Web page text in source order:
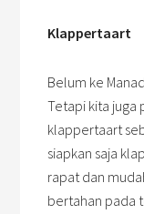
Klappertaart
Belum ke
Tetapi kita juga
klappertaart
siapkan saja
rapat dan
bertahan pada